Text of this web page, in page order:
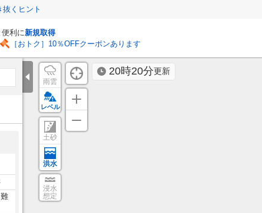
くヒント
便利に新規取得
［おトク］10％OFFクーポンあります
20時20分更新
雨雲
レベル
土砂
洪水
浸水
想定